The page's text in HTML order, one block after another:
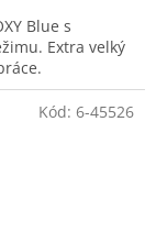
Blue s
Extra velký
Kód: 6-45526